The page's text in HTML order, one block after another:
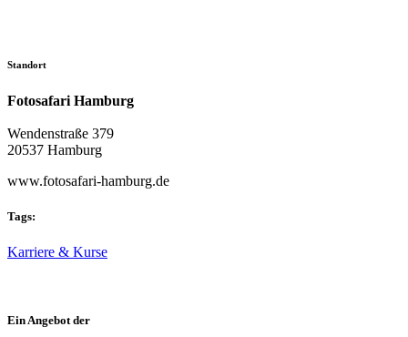
Standort
Fotosafari Hamburg
Wendenstraße 379
20537 Hamburg
www.fotosafari-hamburg.de
Tags:
Karriere & Kurse
Ein Angebot der